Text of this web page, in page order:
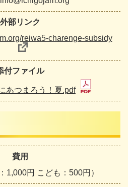
外部リンク
reiwa5-charenge-subsidy
付ファイル
あつまろう！夏.pdf
費用
1,000円 こども：500円）